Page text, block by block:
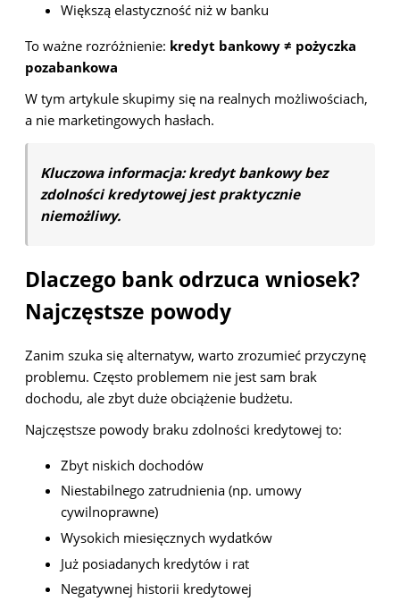
Większą elastyczność niż w banku
To ważne rozróżnienie: kredyt bankowy ≠ pożyczka
pozabankowa
W tym artykule skupimy się na realnych możliwościach,
a nie marketingowych hasłach.
Kluczowa informacja: kredyt bankowy bez
zdolności kredytowej jest praktycznie
niemożliwy.
Dlaczego bank odrzuca wniosek?
Najczęstsze powody
Zanim szuka się alternatyw, warto zrozumieć przyczynę
problemu. Często problemem nie jest sam brak
dochodu, ale zbyt duże obciążenie budżetu.
Najczęstsze powody braku zdolności kredytowej to:
Zbyt niskich dochodów
Niestabilnego zatrudnienia (np. umowy
cywilnoprawne)
Wysokich miesięcznych wydatków
Już posiadanych kredytów i rat
Negatywnej historii kredytowej